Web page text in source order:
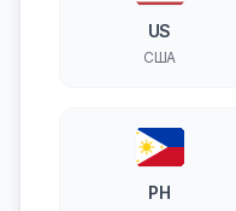
US
США
PH